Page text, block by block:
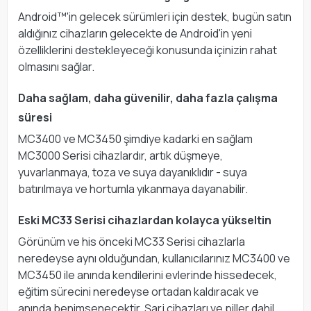
Android™'in gelecek sürümleri için destek, bugün satın
aldığınız cihazların gelecekte de Android'in yeni
özelliklerini destekleyeceği konusunda içinizin rahat
olmasını sağlar.
Daha sağlam, daha güvenilir, daha fazla çalışma
süresi
MC3400 ve MC3450 şimdiye kadarki en sağlam
MC3000 Serisi cihazlardır, artık düşmeye,
yuvarlanmaya, toza ve suya dayanıklıdır - suya
batırılmaya ve hortumla yıkanmaya dayanabilir.
Eski MC33 Serisi cihazlardan kolayca yükseltin
Görünüm ve his önceki MC33 Serisi cihazlarla
neredeyse aynı olduğundan, kullanıcılarınız MC3400 ve
MC3450 ile anında kendilerini evlerinde hissedecek,
eğitim sürecini neredeyse ortadan kaldıracak ve
anında benimsenecektir. Şarj cihazları ve piller dahil,